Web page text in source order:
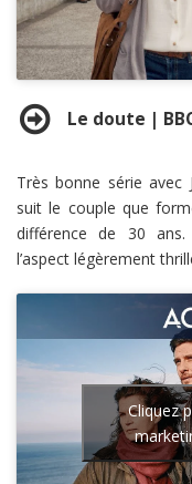
Le doute |
Très bonne série
suit le couple que
différence de 30
l’aspect légèrement
Cliquez